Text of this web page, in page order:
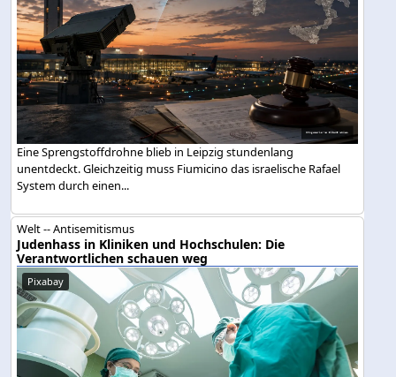
Eine Sprengstoffdrohne blieb in Leipzig stundenlang
unentdeckt. Gleichzeitig muss Fiumicino das israelische Rafael
System durch einen...
Welt -- Antisemitismus
Judenhass in Kliniken und Hochschulen: Die
Verantwortlichen schauen weg
Pixabay